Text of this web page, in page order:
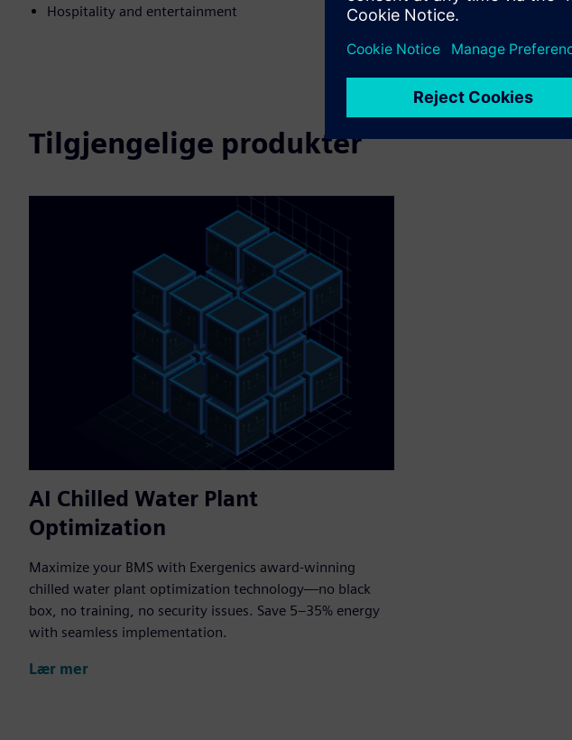
Hospitality and entertainment
produkt og eget produkt
Tilgjengelige produkter
AI Chilled Water Plant
Optimization
Maximize your BMS with Exergenics award-winning
chilled water plant optimization technology—no black
box, no training, no security issues. Save 5–35% energy
with seamless implementation.
Lær mer